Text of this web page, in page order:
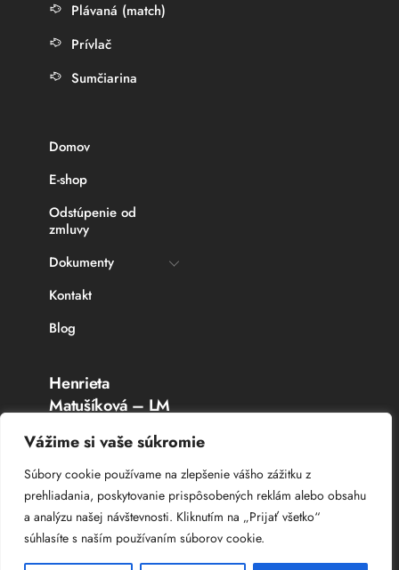
Vážime si vaše súkromie
Súbory cookie používame na zlepšenie vášho zážitku z
prehliadania, poskytovanie prispôsobených reklám alebo obsahu
a analýzu našej návštevnosti. Kliknutím na „Prijať všetko“
súhlasíte s naším používaním súborov cookie.
Plávaná (match)
Prívlač
Sumčiarina
Domov
E-shop
Odstúpenie od
zmluvy
Dokumenty
Kontakt
Blog
Henrieta
Matušíková – LM
Rybárske potreby
Topoľčany
IČO: 336 764 53
DIČ: 102 044 8385